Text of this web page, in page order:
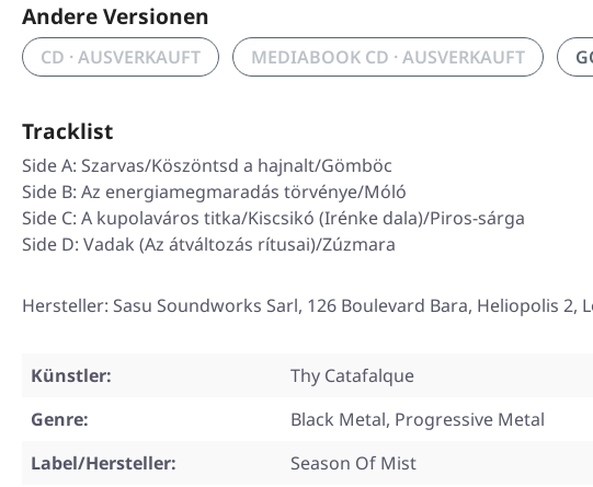
Andere Versionen
CD · AUSVERKAUFT MEDIABOOK CD · AUSVERKAUFT
Tracklist
Side A: Szarvas/Köszöntsd a hajnalt/Gömböc
Side B: Az energiamegmaradás törvénye/Móló
Side C: A kupolaváros titka/Kiscsikó (Irénke dala)/Piros-sárga
Side D: Vadak (Az átváltozás rítusai)/Zúzmara
Hersteller: Sasu Soundworks Sarl, 126 Boulevard Bara, Heliopolis
Künstler:
Thy Catafalque
Genre:
Black Metal, Progressive Metal
Label/Hersteller:
Season Of Mist